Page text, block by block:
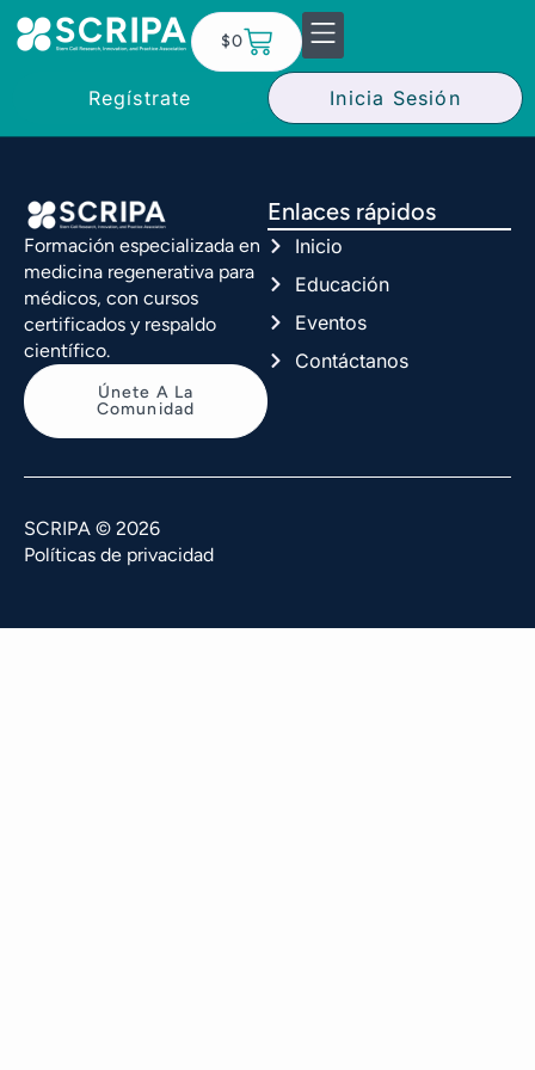
$0
Regístrate Inicia Sesión
Formación especializada en
medicina regenerativa para
médicos, con cursos
certificados y respaldo
científico.
Únete A La
Comunidad
Enlaces rápidos
Inicio
Educación
Eventos
Contáctanos
SCRIPA © 2026
Políticas de privacidad